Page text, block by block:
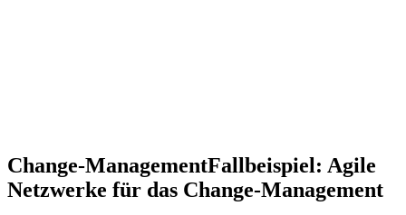
Change-ManagementFallbeispiel: Agile
Netzwerke für das Change-Management